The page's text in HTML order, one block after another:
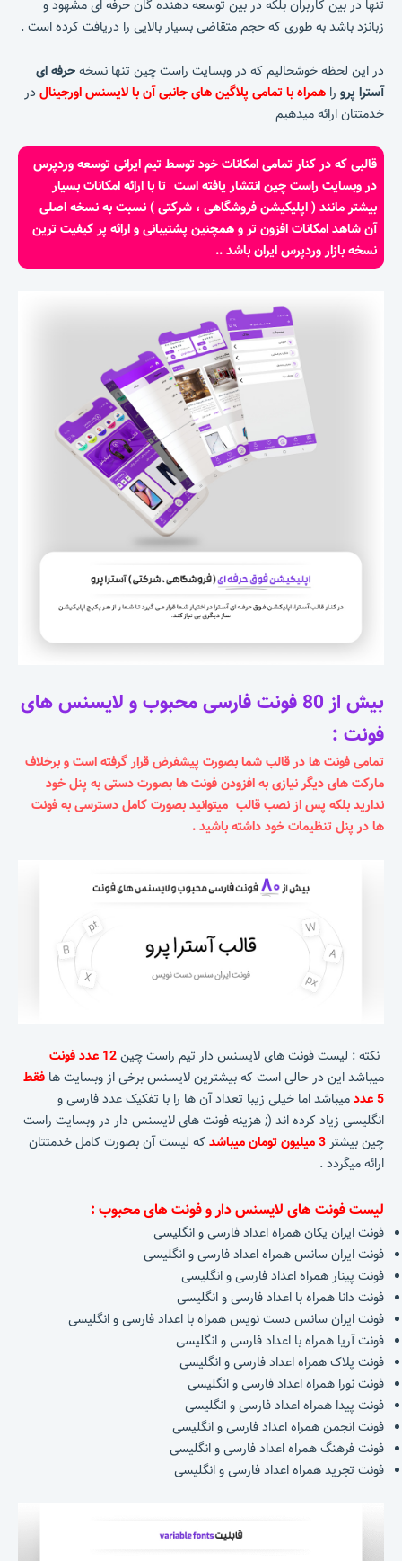
تنها در بین کاربران بلکه در بین توسعه دهنده گان حرفه ای مشهود و
زبانزد باشد به طوری که حجم متقاضی بسیار بالایی را دریافت کرده است .
در این لحظه خوشحالیم که در وبسایت راست چین تنها نسخهحرفه ای
آسترا پرو را همراه با تمامی پلاگین های جانبی آن با لایسنس اورجینال در
خدمتتان ارائه میدهیم
قالبی که در کنار تمامی امکانات خود توسط تیم ایرانی توسعه وردپرس
در وبسایت راست چین انتشار یافته است تا با ارائه امکانات بسیار
بیشتر مانند ( اپلیکیشن فروشگاهی ، شرکتی ) نسبت به نسخه اصلی
آن شاهد امکانات افزون تر و همچنین پشتیبانی و ارائه پر کیفیت ترین
نسخه بازار وردپرس ایران باشد ..
بیش از 80 فونت فارسی محبوب و لایسنس های
فونت :
تمامی فونت ها در قالب شما بصورت پیشفرض قرار گرفته است و برخلاف
مارکت های دیگر نیازی به افزودن فونت ها بصورت دستی به پنل خود
ندارید بلکه پس از نصب قالب میتوانید بصورت کامل دسترسی به فونت
ها در پنل تنظیمات خود داشته باشید .
نکته : لیست فونت های لایسنس دار تیم راست چین12 عدد فونت
میباشد این در حالی است که بیشترین لایسنس برخی از وبسایت ها فقط
5 عدد
میباشد اما خیلی زیبا تعداد آن ها را با تفکیک عدد فارسی و
انگلیسی زیاد کرده اند (; هزینه فونت های لایسنس دار در وبسایت راست
چین بیشتر3 میلیون تومان میباشد
که لیست آن بصورت کامل خدمتتان
ارائه میگردد .
لیست فونت های لایسنس دار و فونت های محبوب :
فونت ایران یکان همراه اعداد فارسی و انگلیسی
فونت ایران سانس همراه اعداد فارسی و انگلیسی
فونت پینار همراه اعداد فارسی و انگلیسی
فونت دانا همراه با اعداد فارسی و انگلیسی
فونت ایران سانس دست نویس همراه با اعداد فارسی و انگلیسی
فونت آریا همراه با اعداد فارسی و انگلیسی
فونت پلاک همراه اعداد فارسی و انگلیسی
فونت نورا همراه اعداد فارسی و انگلیسی
فونت پیدا همراه اعداد فارسی و انگلیسی
فونت انجمن همراه اعداد فارسی و انگلیسی
فونت فرهنگ همراه اعداد فارسی و انگلیسی
فونت تجرید همراه اعداد فارسی و انگلیسی